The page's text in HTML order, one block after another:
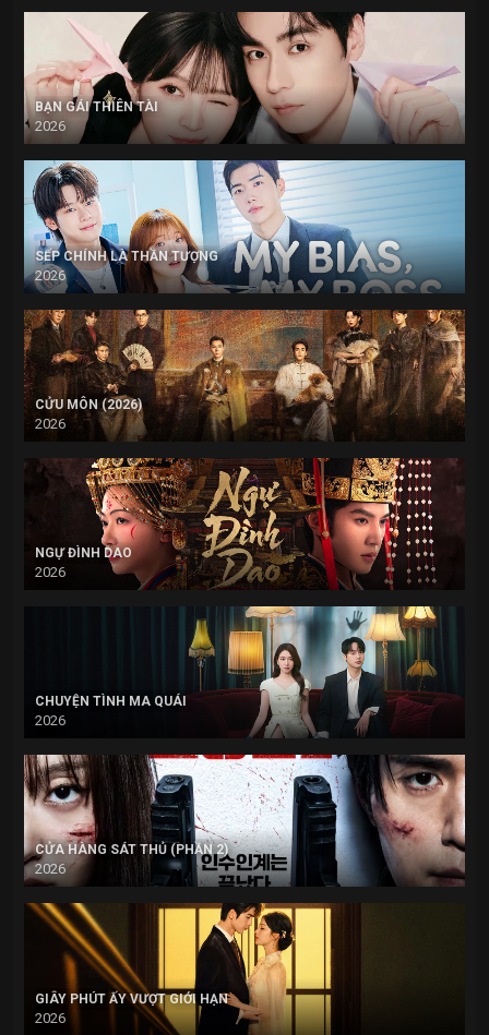
BẠN GÁI THIÊN TÀI
2026
SẾP CHÍNH LÀ THẦN TƯỢNG
2026
CỬU MÔN (2026)
2026
NGỰ ĐÌNH DAO
2026
CHUYỆN TÌNH MA QUÁI
2026
CỬA HÀNG SÁT THỦ (PHẦN 2)
2026
GIÂY PHÚT ẤY VƯỢT GIỚI HẠN
2026